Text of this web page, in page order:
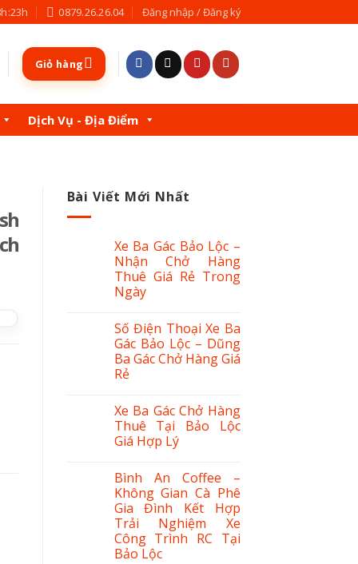
0879.26.26.04 Đăng nhập / Đăng ký
Giỏ hàng
Dịch Vụ - Địa Điểm
Bài Viết Mới Nhất
Xe Ba Gác Bảo Lộc –
Nhận Chở Hàng
Thuê Giá Rẻ Trong
Ngày
Số Điện Thoại Xe Ba
Gác Bảo Lộc – Dũng
Ba Gác Chở Hàng Giá
Rẻ
Xe Ba Gác Chở Hàng
Thuê Tại Bảo Lộc
Giá Hợp Lý
Bình An Coffee –
Không Gian Cà Phê
Gia Đình Kết Hợp
Trải Nghiệm Xe
Công Trình RC Tại
Bảo Lộc